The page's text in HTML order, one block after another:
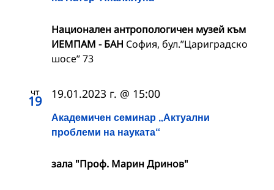
Национален антропологичен музей към
ИЕМПАМ - БАН София, бул.”Цариградско
шосе” 73
чт
19
Академичен семинар „Актуални
проблеми на науката“
19.01.2023 г. @ 15:00
зала "Проф. Марин Дринов"